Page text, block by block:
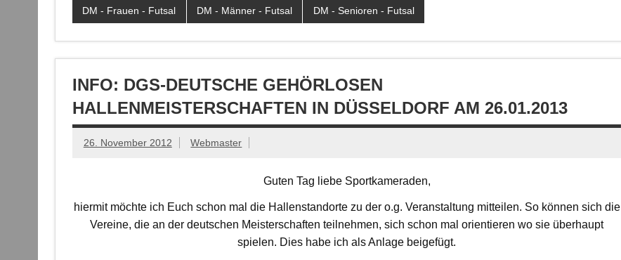
DM - Frauen - Futsal DM - Männer - Futsal DM - Senioren - Futsal
INFO: DGS-DEUTSCHE GEHÖRLOSEN
HALLENMEISTERSCHAFTEN IN DÜSSELDORF AM 26.01.2013
26. November 2012 Webmaster
Guten Tag liebe Sportkameraden,
hiermit möchte ich Euch schon mal die Hallenstandorte zu der o.g. Veranstaltung mitteilen. So können sich die
Vereine, die an der deutschen Meisterschaften teilnehmen, sich schon mal orientieren wo sie überhaupt
spielen. Dies habe ich als Anlage beigefügt.